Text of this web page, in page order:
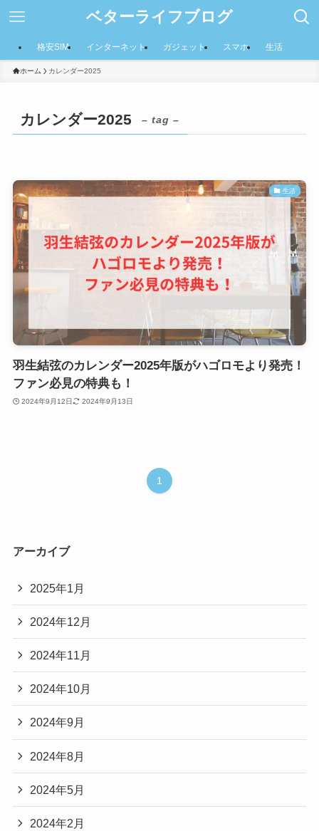
ベターライフブログ
格安SIM インターネット ガジェット スマホ 生活
ホーム カレンダー2025
カレンダー2025 – tag –
生活
羽生結弦のカレンダー2025年版がハゴロモより発売！
ファン必見の特典も！
2024年9月12日 2024年9月13日
1
アーカイブ
2025年1月
2024年12月
2024年11月
2024年10月
2024年9月
2024年8月
2024年5月
2024年2月